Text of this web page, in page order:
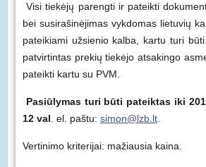
Visi tiekėjų parengti ir pateikti
bei susirašinėjimas vykdomas lietuvių
pateikiami užsienio kalba, kartu turi
patvirtintas prekių tiekėjo atsakingo
pateikti kartu su PVM.
Pasiūlymas turi būti pateiktas iki
12 val. el. paštu: simon@lzb.lt.
Vertinimo kriterijai: mažiausia kaina.